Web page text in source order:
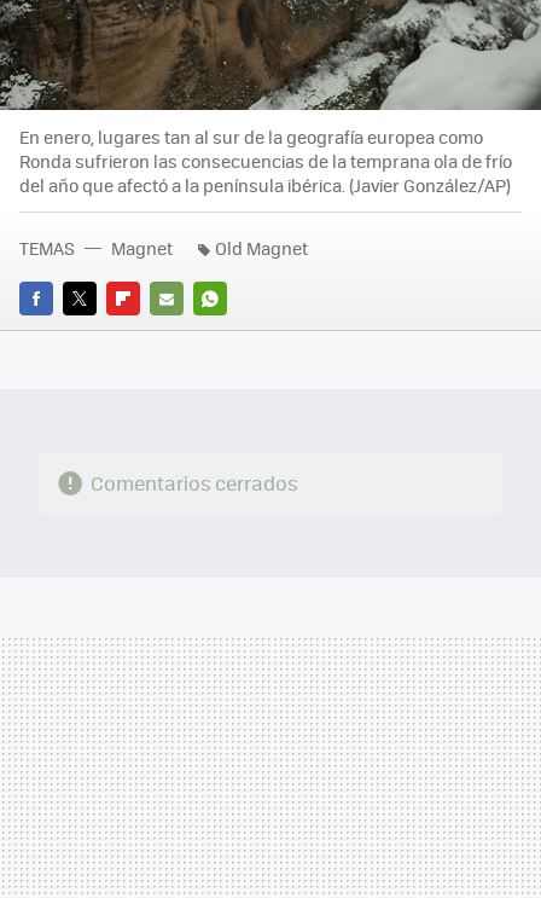
En enero, lugares tan al sur de la geografía europea como
Ronda sufrieron las consecuencias de la temprana ola de frío
del año que afectó a la península ibérica. (Javier González/AP)
FACEBOOK
TWITTERFLIPBOARD
E-
WHATSAPP
TEMAS Magnet Old Magnet
Comentarios cerrados